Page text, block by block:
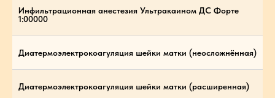
Инфильтрационная анестезия Ультракаином ДС Форте
1:00000
Диатермоэлектрокоагуляция шейки матки (неосложнённая)
Диатермоэлектрокоагуляция шейки матки (расширенная)